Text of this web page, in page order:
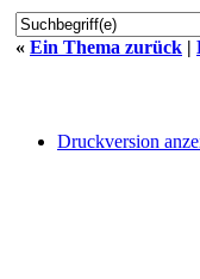
« Ein Thema zurück |
Druckversion